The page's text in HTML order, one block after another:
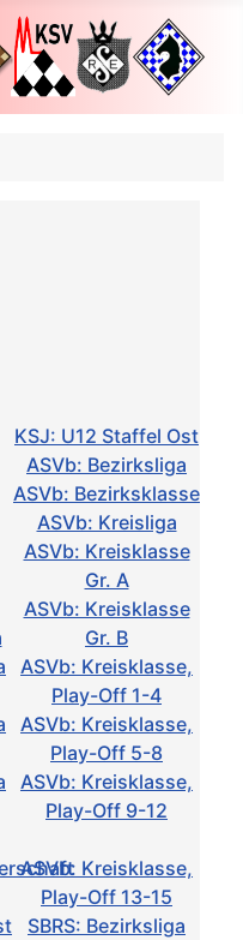
KSJ: U12 Staffel Ost
ASVb: Bezirksliga
ASVb: Bezirksklasse
ASVb: Kreisliga
ASVb: Kreisklasse
Gr. A
ASVb: Kreisklasse
Gr. B
ASVb: Kreisklasse,
Play-Off 1-4
ASVb: Kreisklasse,
Play-Off 5-8
ASVb: Kreisklasse,
Play-Off 9-12
ASVb: Kreisklasse,
Play-Off 13-15
SBRS: Bezirksliga